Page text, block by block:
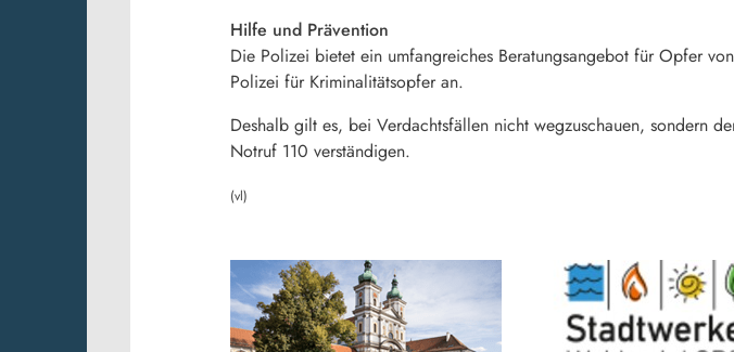
Hilfe und Prävention
Die Polizei bietet ein umfangreiches Beratungsangebot für Opfer
Polizei für Kriminalitätsopfer an.
Deshalb gilt es, bei Verdachtsfällen nicht wegzuschauen, sondern
Notruf 110 verständigen.
(vl)